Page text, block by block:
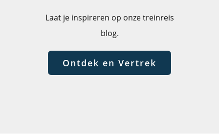
Laat je inspireren op onze treinreis
blog.
Ontdek en Vertrek